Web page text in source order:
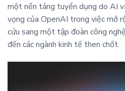
một nền tảng tuyển dụng do AI
vọng của OpenAI trong việc mở
cứu sang một tập đoàn công
đến các ngành kinh tế then chốt.